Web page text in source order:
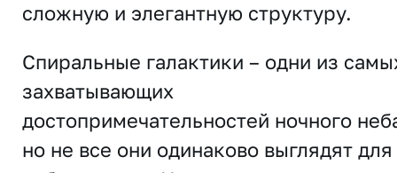
сложную и элегантную структуру.
Спиральные галактики – одни из
захватывающих
достопримечательностей ночного
но не все они одинаково выглядят для